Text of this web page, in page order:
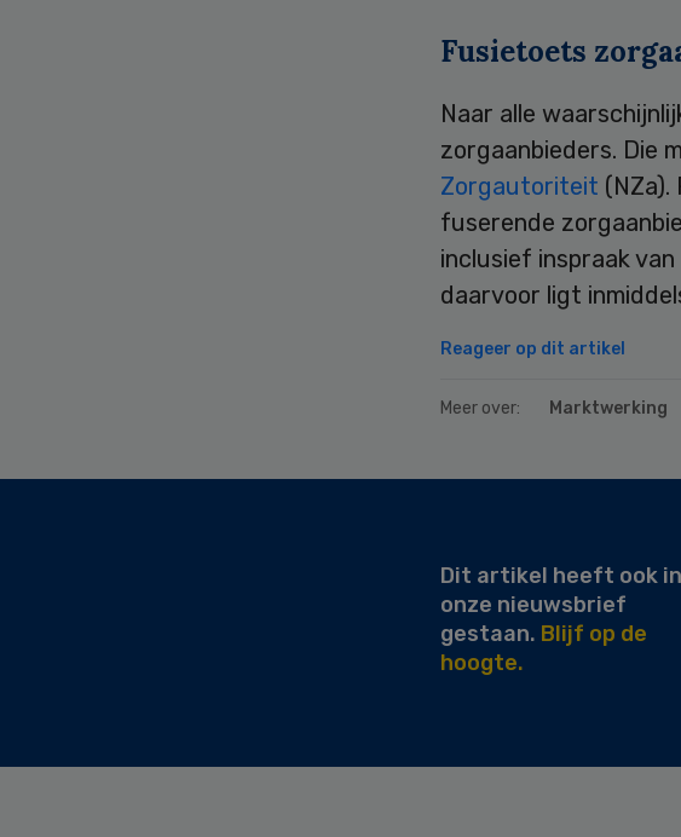
Fusietoets
Naar alle
zorgaanbieders. Die
Zorgautoriteit
fuserende
inclusief inspraak
daarvoor ligt
Reageer op dit artikel
Meer over: Marktwerking
Secondary
Dit artikel heeft ook in
onze nieuwsbrief
gestaan. Blijf op de
hoogte.